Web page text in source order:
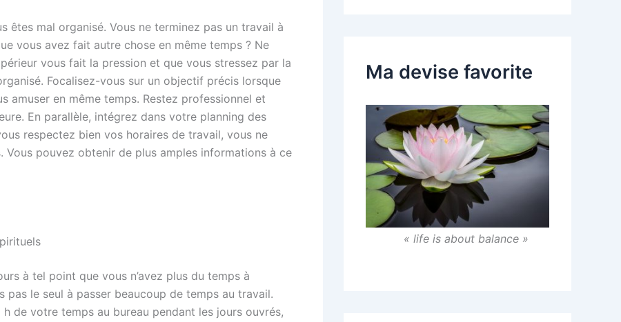
êtes mal organisé. Vous ne terminez pas un travail à
vous avez fait autre chose en même temps ? Ne
vous fait la pression et que vous stressez par la
Focalisez-vous sur un objectif précis lorsque
amuser en même temps. Restez professionnel et
En parallèle, intégrez dans votre planning des
respectez bien vos horaires de travail, vous ne
pouvez obtenir de plus amples informations à ce
à tel point que vous n’avez plus du temps à
pas le seul à passer beaucoup de temps au travail.
de votre temps au bureau pendant les jours ouvrés,
Ma devise favorite
« life is about balance »